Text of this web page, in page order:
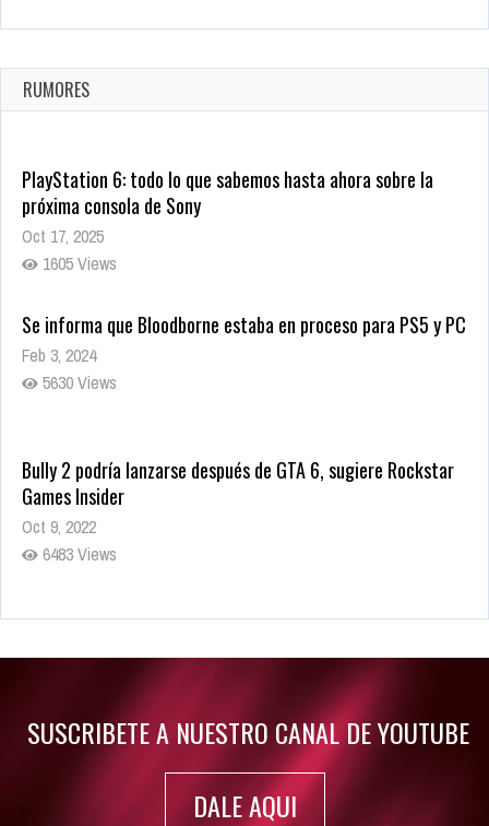
La configuración de Call of Duty 2021 aparentemente ya fue
Ago 8, 2021
10003 Views
RUMORES
PlayStation 6: todo lo que sabemos hasta ahora sobre la
próxima consola de Sony
Oct 17, 2025
1605 Views
Se informa que Bloodborne estaba en proceso para PS5 y PC
Feb 3, 2024
5630 Views
Bully 2 podría lanzarse después de GTA 6, sugiere Rockstar
Games Insider
Oct 9, 2022
6483 Views
Rumor: Se filtran los primeros detalles de Resident Evil 9
SUSCRIBETE A NUESTRO CANAL DE YOUTUBE
DALE AQUI